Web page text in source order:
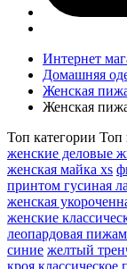
Интернет
Домашняя
Женская
Женская
Топ категории Топ
женские деловые
женская майка xs
принтом гусиная
женская
женские
леопардовая
синие желтый
кроя классическое